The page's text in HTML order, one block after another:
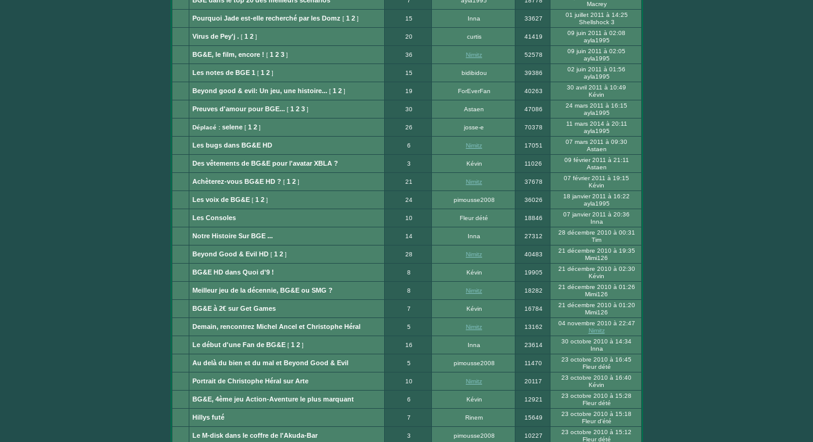
non
lu
Aucun
message
non
lu
Macrey
Aucun
message
non
lu
Pourquoi Jade est-elle recherché par les Domz [ 1 2] 15 Inna 33627
01 juillet 2011 à 14:25
Shellshock 3
Aucun
message
non
lu
Virus de Pey'j .[ 1 2] 20 curtis 41419
09 juin 2011 à 02:08
ayla1995
Aucun
message
non
lu
BG&E, le film, encore ! [ 1 2 3] 36 Nimitz 52578
09 juin 2011 à 02:05
ayla1995
Aucun
message
non
lu
Les notes de BGE 1 [ 1 2] 15 bidibidou 39386
02 juin 2011 à 01:56
ayla1995
Aucun
message
non
lu
Beyond good & evil: Un jeu, une histoire...[ 1 2] 19 ForEverFan 40263
30 avril 2011 à 10:49
Kévin
Aucun
message
non
lu
Preuves d'amour pour BGE...[ 1 2 3] 30 Astaen 47086
24 mars 2011 à 16:15
ayla1995
Sujet
déplacé
Déplacé : selene[ 1 2] 26 josse-e 70378
11 mars 2014 à 20:11
ayla1995
Aucun
message
non
lu
Les bugs dans BG&E HD 6 Nimitz 17051
07 mars 2011 à 09:30
Astaen
Aucun
message
non
lu
Des vêtements de BG&E pour l'avatar XBLA ? 3 Kévin 11026
09 février 2011 à 21:11
Astaen
Aucun
message
non
lu
Achèterez-vous BG&E HD ? [ 1 2] 21 Nimitz 37678
07 février 2011 à 19:15
Kévin
Aucun
message
non
lu
Les voix de BG&E[ 1 2] 24 pimousse2008 36026
18 janvier 2011 à 16:22
ayla1995
Aucun
message
non
lu
Les Consoles 10 Fleur dété 18846
07 janvier 2011 à 20:36
Inna
Aucun
message
non
lu
Notre Histoire Sur BGE ... 14 Inna 27312
28 décembre 2010 à 00:31
Tim
Aucun
message
non
lu
Beyond Good & Evil HD[ 1 2] 28 Nimitz 40483
21 décembre 2010 à 19:35
Mimi126
Aucun
message
non
lu
BG&E HD dans Quoi d'9 ! 8 Kévin 19905
21 décembre 2010 à 02:30
Kévin
Aucun
message
non
lu
Meilleur jeu de la décennie, BG&E ou SMG ? 8 Nimitz 18282
21 décembre 2010 à 01:26
Mimi126
Aucun
message
non
lu
BG&E à 2€ sur Get Games 7 Kévin 16784
21 décembre 2010 à 01:20
Mimi126
Ce
sujet
est
verrouillé.
Vous
pouvez
pas
modifier
de
messages.
Demain, rencontrez Michel Ancel et Christophe Héral 5 Nimitz 13162
04 novembre 2010 à 22:47
Nimitz
Aucun
message
non
lu
Le début d'une Fan de BG&E[ 1 2] 16 Inna 23614
30 octobre 2010 à 14:34
Inna
Aucun
message
non
lu
Au delà du bien et du mal et Beyond Good & Evil 5 pimousse2008 11470
23 octobre 2010 à 16:45
Fleur dété
Aucun
message
non
lu
Portrait de Christophe Héral sur Arte 10 Nimitz 20117
23 octobre 2010 à 16:40
Kévin
Aucun
message
non
lu
BG&E, 4ème jeu Action-Aventure le plus marquant 6 Kévin 12921
23 octobre 2010 à 15:28
Fleur dété
Aucun
message
non
Hillys futé 7 Rinem 15649
23 octobre 2010 à 15:18
Fleur d'été
Le M-disk dans le coffre de l'Akuda-Bar 3 pimousse2008 10227
23 octobre 2010 à 15:12
Fleur dété